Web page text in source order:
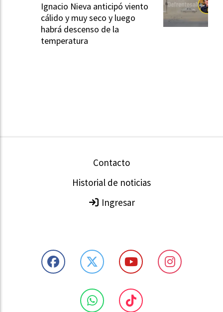
Ignacio Nieva anticipó viento
cálido y muy seco y luego
habrá descenso de la
temperatura
Contacto
Historial de noticias
Ingresar